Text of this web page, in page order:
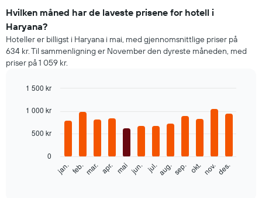
Hvilken måned har de laveste prisene for hotell i
Haryana?
Hoteller er billigst i Haryana i mai, med gjennomsnittlige priser på
634 kr. Til sammenligning er November den dyreste måneden, med
priser på 1 059 kr.
chart
bars.
Diagrammet
graphic.
jan. feb.mar. apr. mai jun. jul.aug.sep. okt.nov.des.
0
500 kr
1 000 kr
1 500 kr